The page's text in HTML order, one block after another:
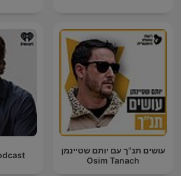
עושים תנ"ך עם יותם שטיינמן
Osim Tanach